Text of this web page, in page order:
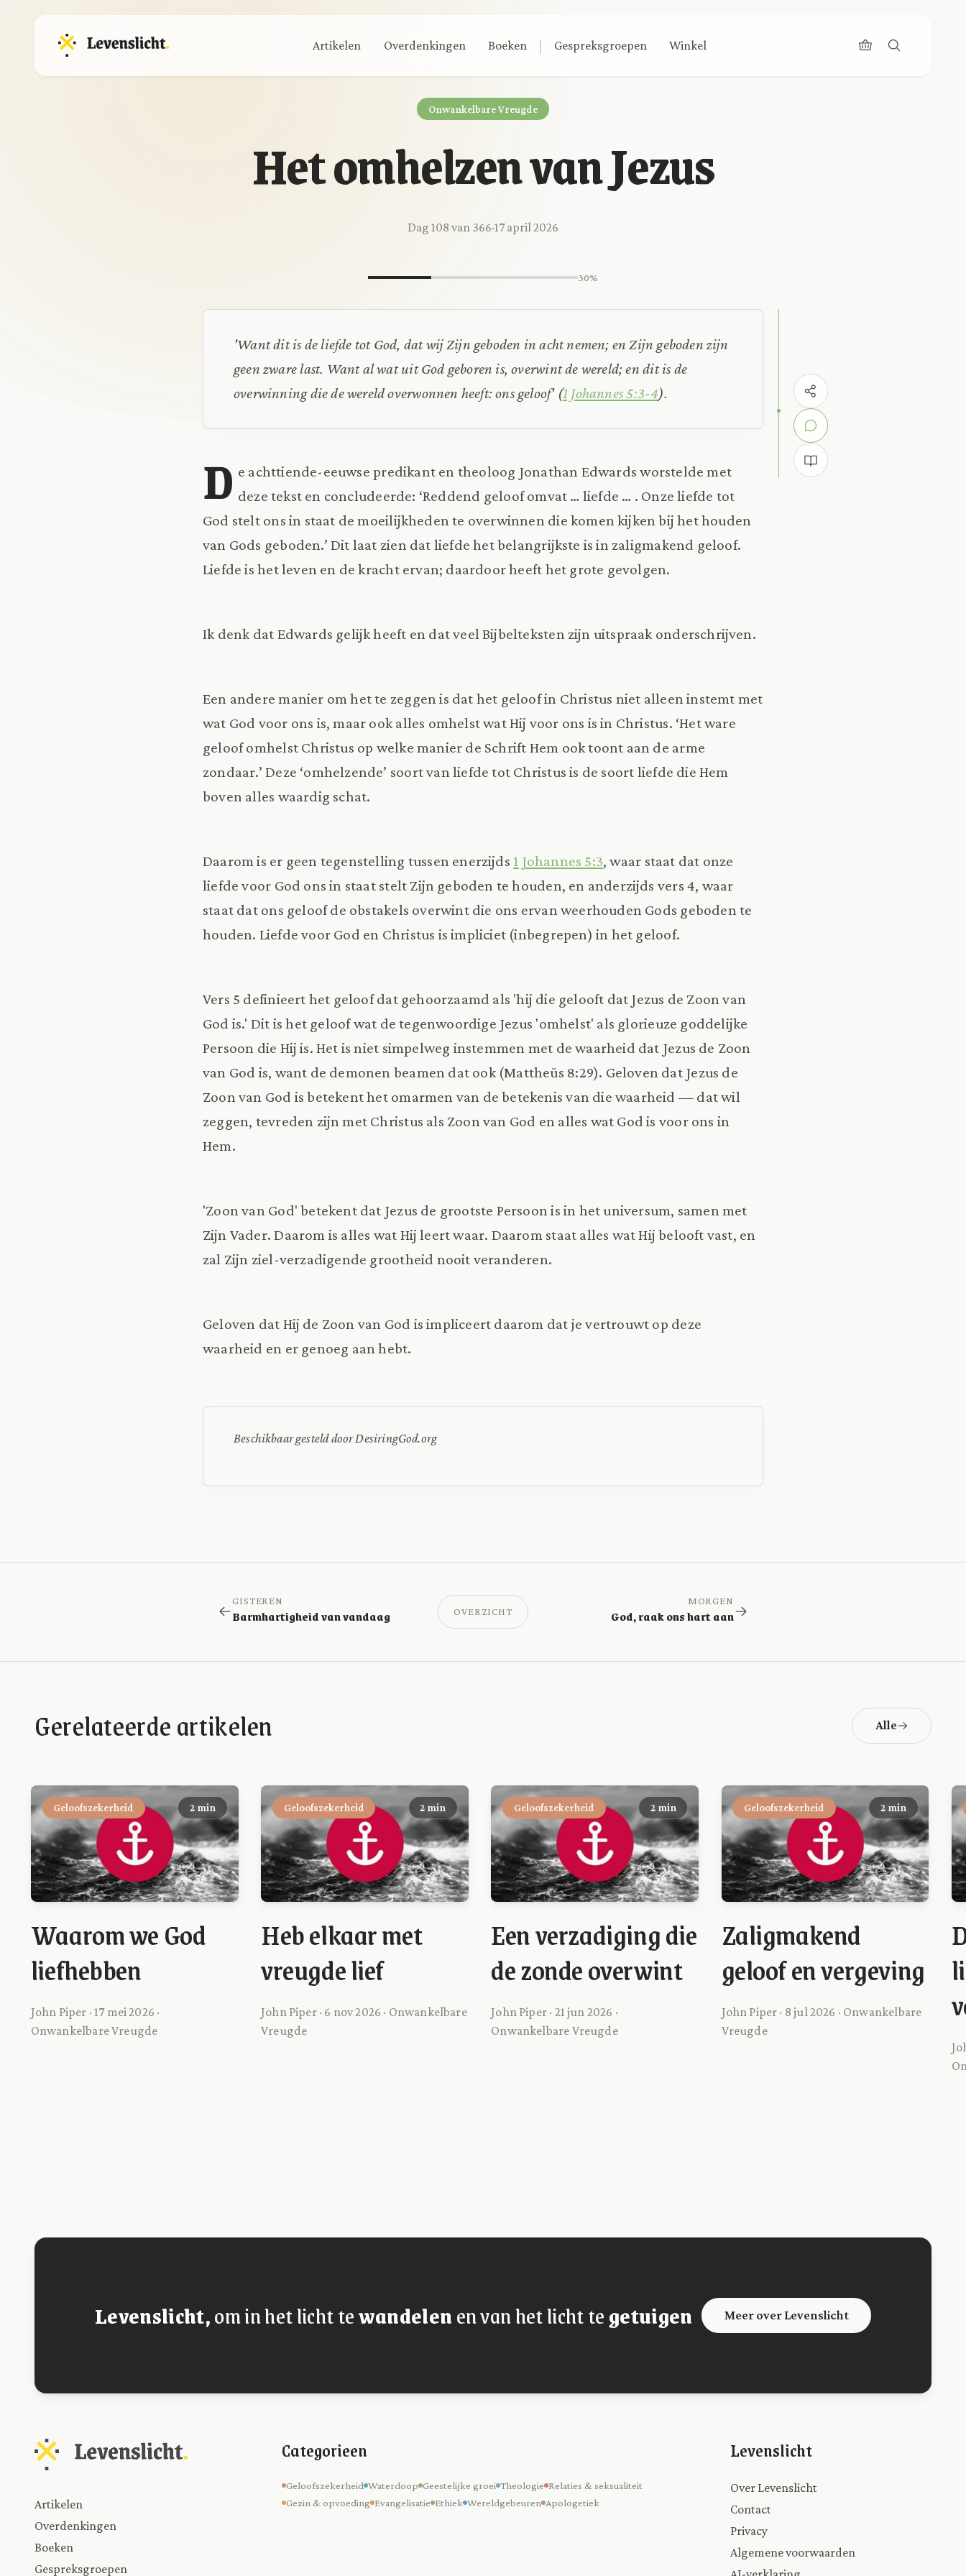
Artikelen Overdenkingen Boeken | Gespreksgroepen Winkel
Onwankelbare Vreugde
Het omhelzen van Jezus
Dag 108 van 366·17 april 2026
30%
'Want dit is de liefde tot God, dat wij Zijn geboden in acht nemen; en Zijn geboden zijn
geen zware last. Want al wat uit God geboren is, overwint de wereld; en dit is de
overwinning die de wereld overwonnen heeft: ons geloof' (1 Johannes 5:3-4).
D e achttiende-eeuwse predikant en theoloog Jonathan Edwards worstelde met
deze tekst en concludeerde: ‘Reddend geloof omvat … liefde … . Onze liefde tot
God stelt ons in staat de moeilijkheden te overwinnen die komen kijken bij het houden
van Gods geboden.’ Dit laat zien dat liefde het belangrijkste is in zaligmakend geloof.
Liefde is het leven en de kracht ervan; daardoor heeft het grote gevolgen.
Ik denk dat Edwards gelijk heeft en dat veel Bijbelteksten zijn uitspraak onderschrijven.
Een andere manier om het te zeggen is dat het geloof in Christus niet alleen instemt met
wat God voor ons is, maar ook alles omhelst wat Hij voor ons is in Christus. ‘Het ware
geloof omhelst Christus op welke manier de Schrift Hem ook toont aan de arme
zondaar.’ Deze ‘omhelzende’ soort van liefde tot Christus is de soort liefde die Hem
boven alles waardig schat.
Daarom is er geen tegenstelling tussen enerzijds 1 Johannes 5:3, waar staat dat onze
liefde voor God ons in staat stelt Zijn geboden te houden, en anderzijds vers 4, waar
staat dat ons geloof de obstakels overwint die ons ervan weerhouden Gods geboden te
houden. Liefde voor God en Christus is impliciet (inbegrepen) in het geloof.
Vers 5 definieert het geloof dat gehoorzaamd als 'hij die gelooft dat Jezus de Zoon van
God is.' Dit is het geloof wat de tegenwoordige Jezus 'omhelst' als glorieuze goddelijke
Persoon die Hij is. Het is niet simpelweg instemmen met de waarheid dat Jezus de Zoon
van God is, want de demonen beamen dat ook (Mattheüs 8:29). Geloven dat Jezus de
Zoon van God is betekent het omarmen van de betekenis van die waarheid — dat wil
zeggen, tevreden zijn met Christus als Zoon van God en alles wat God is voor ons in
Hem.
'Zoon van God' betekent dat Jezus de grootste Persoon is in het universum, samen met
Zijn Vader. Daarom is alles wat Hij leert waar. Daarom staat alles wat Hij belooft vast, en
zal Zijn ziel-verzadigende grootheid nooit veranderen.
Geloven dat Hij de Zoon van God is impliceert daarom dat je vertrouwt op deze
waarheid en er genoeg aan hebt.
Beschikbaar gesteld door DesiringGod.org
GISTEREN
Barmhartigheid van vandaag OVERZICHT
MORGEN
God, raak ons hart aan
Gerelateerde artikelen Alle
Geloofszekerheid 2 min
Waarom we God
liefhebben
John Piper · 17 mei 2026 ·
Onwankelbare Vreugde
Geloofszekerheid 2 min
Heb elkaar met
vreugde lief
John Piper · 6 nov 2026 · Onwankelbare
Vreugde
Geloofszekerheid 2 min
Een verzadiging die
de zonde overwint
John Piper · 21 jun 2026 ·
Onwankelbare Vreugde
Geloofszekerheid 2 min
Zaligmakend
geloof en vergeving
John Piper · 8 jul 2026 · Onwankelbare
Vreugde
Levenslicht,om in het licht tewandelenen van het licht tegetuigen Meer over Levenslicht
Artikelen
Overdenkingen
Boeken
Gespreksgroepen
Categorieen
Geloofszekerheid Waterdoop Geestelijke groei Theologie Relaties & seksualiteit
Gezin & opvoeding Evangelisatie Ethiek Wereldgebeuren Apologetiek
Levenslicht
Over Levenslicht
Contact
Privacy
Algemene voorwaarden